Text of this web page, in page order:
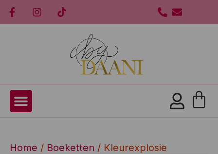
Home / Boeketten / Kleurexplosie